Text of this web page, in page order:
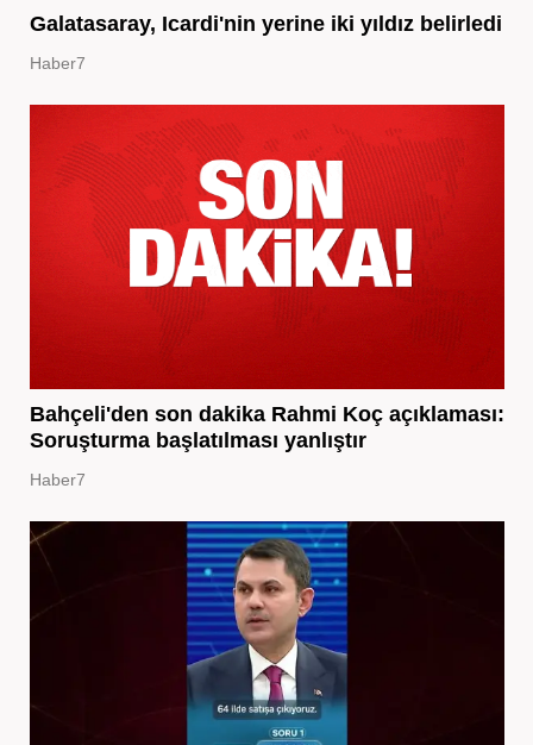
Galatasaray, Icardi'nin yerine iki yıldız belirledi
Haber7
Bahçeli'den son dakika Rahmi Koç açıklaması:
Soruşturma başlatılması yanlıştır
Haber7